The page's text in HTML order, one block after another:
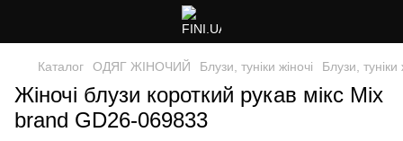
Каталог ОДЯГ ЖІНОЧИЙ Блузи, туніки жіночі Блузи,
Жіночі блузи короткий рукав мікс Mix
brand GD26-069833